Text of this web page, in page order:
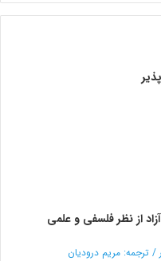
از نظر فلسفی و علمی
/ ترجمه: مریم درودیان